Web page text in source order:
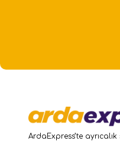
ArdaExpress’te ayrıcalık